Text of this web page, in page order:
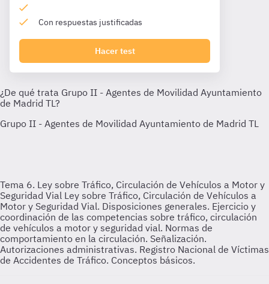
Con respuestas justificadas
Hacer test
Tema 6. Ley sobre Tráfico, Circulación de Vehículos a Motor y
Seguridad Vial Ley sobre Tráfico, Circulación de Vehículos a
Motor y Seguridad Vial. Disposiciones generales. Ejercicio y
coordinación de las competencias sobre tráfico, circulación
de vehículos a motor y seguridad vial. Normas de
comportamiento en la circulación. Señalización.
Autorizaciones administrativas. Registro Nacional de Víctimas
de Accidentes de Tráfico. Conceptos básicos.